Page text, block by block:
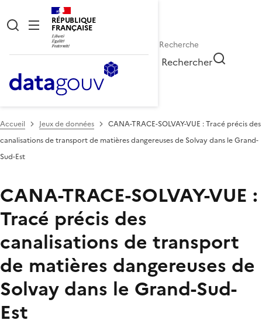
RÉPUBLIQUE
FRANÇAISE
Rechercher
Accueil Jeux de données
CANA-TRACE-SOLVAY-VUE : Tracé précis des
canalisations de transport de matières dangereuses de Solvay dans le Grand-
Sud-Est
CANA-TRACE-SOLVAY-VUE :
Tracé précis des
canalisations de transport
de matières dangereuses de
Solvay dans le Grand-Sud-
Est